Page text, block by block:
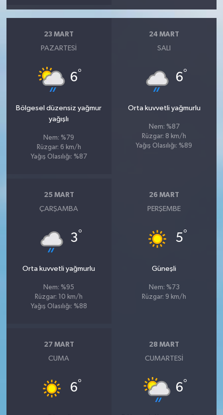
23 MART
PAZARTESI
6°
Bölgesel düzensiz yağmur
yağışlı
Nem: %79
Rüzgar: 6 km/h
Yağış Olasılığı: %87
24 MART
SALI
6°
Orta kuvvetli yağmurlu
Nem: %87
Rüzgar: 8 km/h
Yağış Olasılığı: %89
25 MART
ÇARŞAMBA
3°
Orta kuvvetli yağmurlu
Nem: %95
Rüzgar: 10 km/h
Yağış Olasılığı: %88
26 MART
PERŞEMBE
5°
Güneşli
Nem: %73
Rüzgar: 9 km/h
27 MART
CUMA
6°
28 MART
CUMARTESI
6°